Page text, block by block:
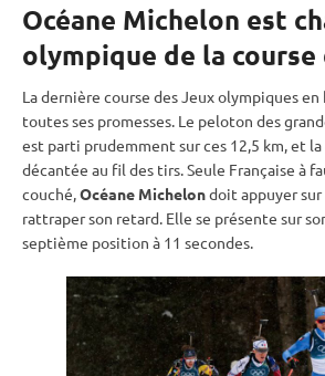
Océane Michelon est
olympique de la course
La dernière course desJeux olympiquesen
toutes ses promesses. Le peloton des
est parti prudemment sur ces 12,5 km, et la
décantée au fil des tirs. Seule Française à
couché,Océane Michelondoit appuyer
rattraper son retard. Elle se présente sur
septième position à 11 secondes.